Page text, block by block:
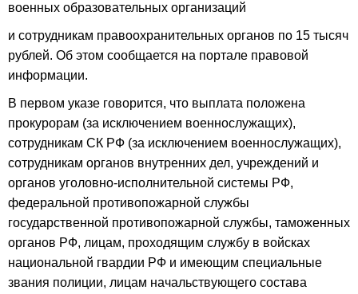
военных образовательных организаций
и сотрудникам правоохранительных органов по 15 тысяч
рублей. Об этом сообщается на портале правовой
информации.
В первом указе говорится, что выплата положена
прокурорам (за исключением военнослужащих),
сотрудникам СК РФ (за исключением военнослужащих),
сотрудникам органов внутренних дел, учреждений и
органов уголовно-исполнительной системы РФ,
федеральной противопожарной службы
государственной противопожарной службы, таможенных
органов РФ, лицам, проходящим службу в войсках
национальной гвардии РФ и имеющим специальные
звания полиции, лицам начальствующего состава